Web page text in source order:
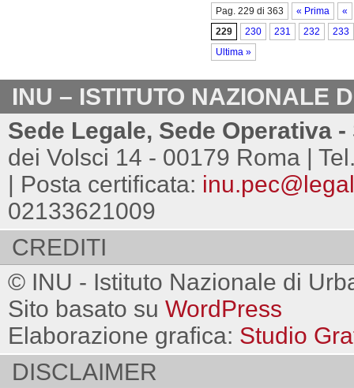
Pag. 229 di 363 « Prima
«
229
230 231 232
233
Ultima »
INU – ISTITUTO NAZIONALE
Sede Legale, Sede Operativa
dei Volsci 14 - 00179 Roma |
| Posta certificata:
02133621009
CREDITI
© INU - Istituto Nazionale di
Sito basato su WordPress
Elaborazione grafica: Studio
DISCLAIMER